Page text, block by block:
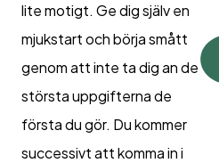
lite motigt. Ge dig själv en
mjukstart och börja smått
genom att inte ta dig an de
största uppgifterna de
första du gör. Du kommer
successivt att komma in i